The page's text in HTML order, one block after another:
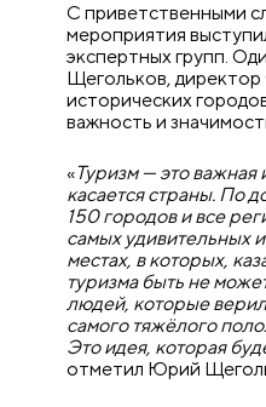
С приветственными
мероприятия
экспертных групп.
Щегольков,
исторических
важность и
«Туризм — это важная
касается страны. По
150 городов и все
самых удивительных
местах, в которых,
туризма быть не
людей, которые
самого тяжёлого
Это идея, которая
отметил Юрий